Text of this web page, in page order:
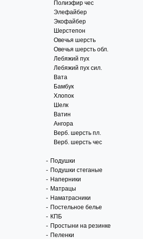
Полиэфир чес
Элефайбер
Экофайбер
Шерстепон
Овечья шерсть
Овечья шерсть обл.
Лебяжий пух
Лебяжий пух cил.
Вата
Бамбук
Хлопок
Шелк
Ватин
Ангора
Верб. шерсть пл.
Верб. шерсть чес
- Подушки
- Подушки стеганые
- Наперники
- Матрацы
- Наматрасники
- Постельное белье
- КПБ
- Простыни на резинке
- Пеленки